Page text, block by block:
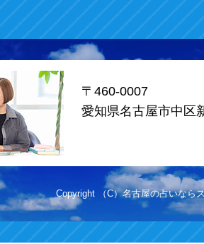
〒460-0007
愛知県名古屋市中区
Copyright （C）名古屋の占いな